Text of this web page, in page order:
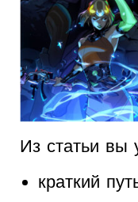
Из статьи вы
краткий